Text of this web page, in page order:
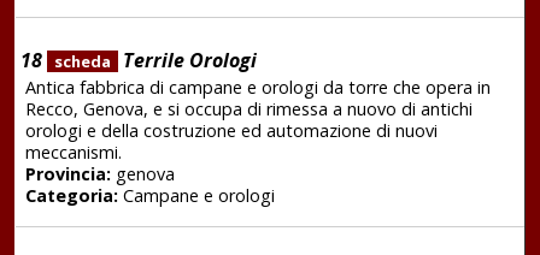
18 scheda Terrile Orologi
Antica fabbrica di campane e orologi da torre che opera in
Recco, Genova, e si occupa di rimessa a nuovo di antichi
orologi e della costruzione ed automazione di nuovi
meccanismi.
Provincia:genova
Categoria:Campane e orologi